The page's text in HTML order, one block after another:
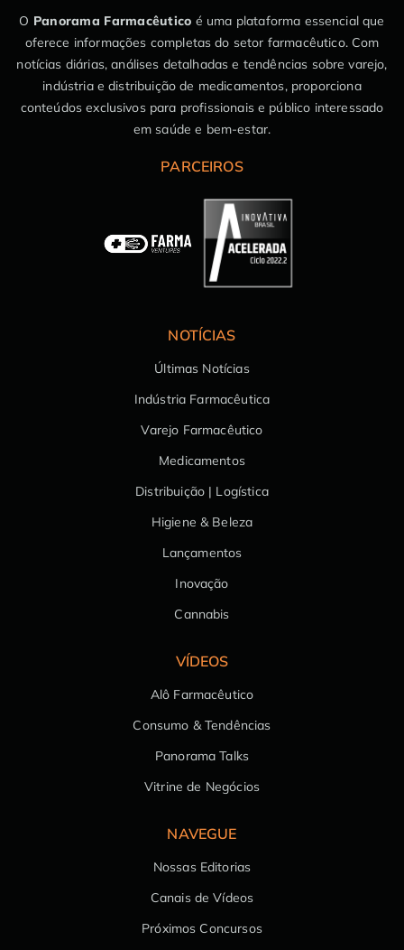
O Panorama Farmacêutico é uma plataforma essencial que
oferece informações completas do setor farmacêutico. Com
notícias diárias, análises detalhadas e tendências sobre varejo,
indústria e distribuição de medicamentos, proporciona
conteúdos exclusivos para profissionais e público interessado
em saúde e bem-estar.
PARCEIROS
NOTÍCIAS
Últimas Notícias
Indústria Farmacêutica
Varejo Farmacêutico
Medicamentos
Distribuição | Logística
Higiene & Beleza
Lançamentos
Inovação
Cannabis
VÍDEOS
Alô Farmacêutico
Consumo & Tendências
Panorama Talks
Vitrine de Negócios
NAVEGUE
Nossas Editorias
Canais de Vídeos
Próximos Concursos